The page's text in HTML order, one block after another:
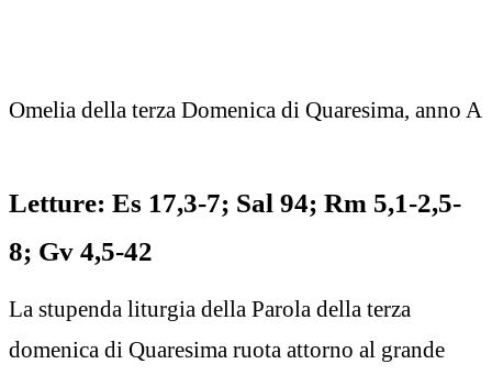
Omelia della terza Domenica di Quaresima, anno A
Letture: Es 17,3-7; Sal 94; Rm 5,1-2,5-
8; Gv 4,5-42
La stupenda liturgia della Parola della terza
domenica di Quaresima ruota attorno al grande